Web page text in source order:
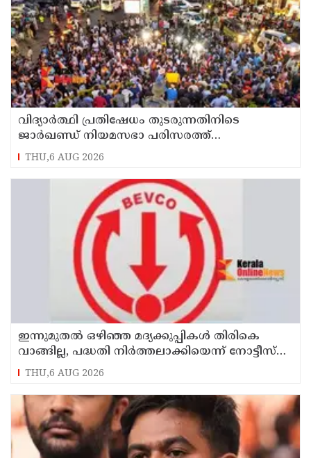
വിദ്യാര്‍ത്ഥി പ്രതിഷേധം തുടരുന്നതിനിടെ
ജാര്‍ഖണ്ഡ് നിയമസഭാ പരിസരത്ത്
നിരോധനാജ്ഞ
THU,6 AUG 2026
ഇന്നുമുതല്‍ ഒഴിഞ്ഞ മദ്യക്കുപ്പികള്‍ തിരികെ
വാങ്ങില്ല, പദ്ധതി നിര്‍ത്തലാക്കിയെന്ന് നോട്ടീസ്
പ്രദര്‍ശിപ്പിക്കും
THU,6 AUG 2026